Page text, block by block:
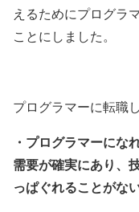
えるためにプログラ
ことにしました。
プログラマーに転職
・プログラマーにな
需要が確実にあり、
っぱぐれることがな